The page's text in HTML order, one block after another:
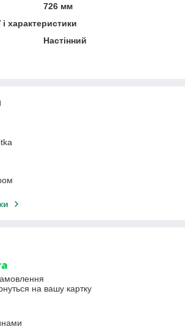
726 мм
характеристики
Настінний
на вашу картку